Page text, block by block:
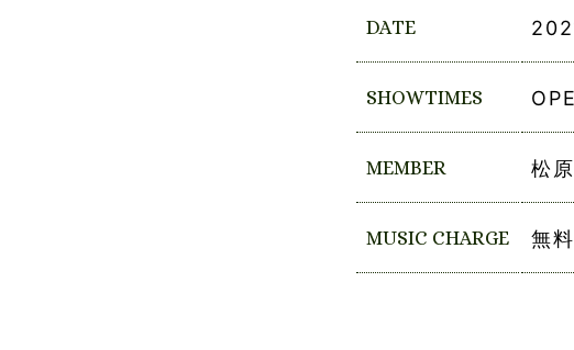
DATE
SHOWTIMES
MEMBER 松
MUSIC CHARGE 無